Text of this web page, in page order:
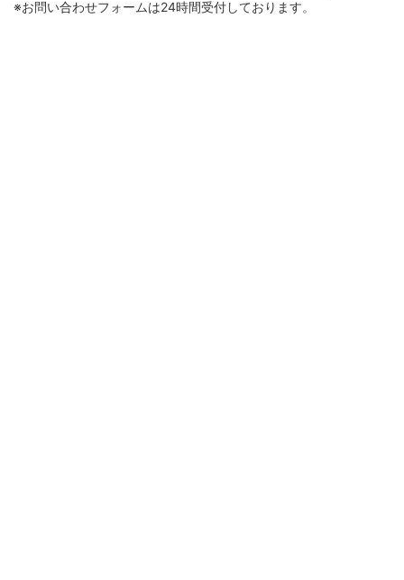
※お問い合わせフォームは24時間受付しております。